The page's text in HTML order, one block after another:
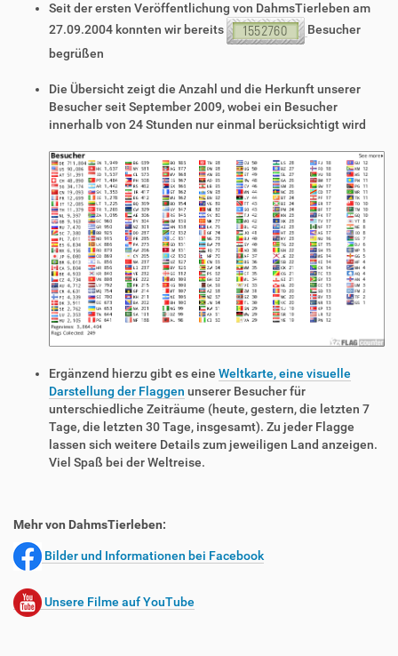
Seit der ersten Veröffentlichung von DahmsTierleben am
27.09.2004 konnten wir bereits
Besucher
begrüßen
Die Übersicht zeigt die Anzahl und die Herkunft unserer
Besucher seit September 2009, wobei ein Besucher
innerhalb von 24 Stunden nur einmal berücksichtigt wird
Ergänzend hierzu gibt es eine Weltkarte, eine visuelle
Darstellung der Flaggen unserer Besucher für
unterschiedliche Zeiträume (heute, gestern, die letzten 7
Tage, die letzten 30 Tage, insgesamt). Zu jeder Flagge
lassen sich weitere Details zum jeweiligen Land anzeigen.
Viel Spaß bei der Weltreise.
Mehr von DahmsTierleben:
Bilder und Informationen bei Facebook
Unsere Filme auf YouTube